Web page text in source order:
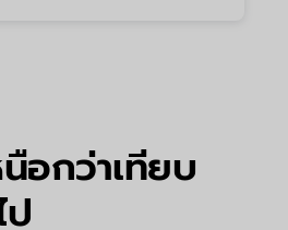
อกว่าเทียบ